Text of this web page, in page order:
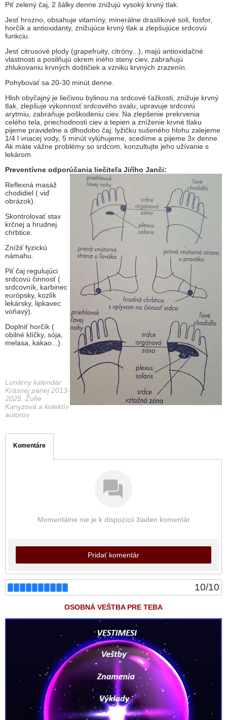
10/10
OSOBNÁ VEŠTBA PRE TEBA
Piť zelený čaj, 2 šálky denne znižujú vysoký krvný tlak.
Jesť hrozno, obsahuje vitamíny, minerálne draslíkové soli, fosfor,
horčík a antioxidanty, znižujúce krvný tlak a zlepšujúce srdcovú
funkciu.
Jesť citrusové plody (grapefruity, citróny...), majú antioxidačné
vlastnosti a posilňujú okrem iného steny ciev, zabraňujú
zhlukovaniu krvných doštičiek a vzniku krvných zrazenín.
Pohybovať sa 20-30 minút denne.
Hloh obyčajný je liečivou bylinou na srdcové ťažkosti, znižuje krvný
tlak, zlepšuje výkonnosť srdcového svalu, upravuje srdcovú
arytmiu, zabraňuje poškodeniu ciev. Na zlepšenie prekrvenia
celého tela, priechodnosti ciev a tepien a zníženie krvné tlaku
pijeme pravidelne a dlhodobo čaj: lyžičku sušeného hlohu zalejeme
1/4 l vriacej vody, 5 minút vylúhujeme, scedíme a pijeme 3x denne.
Ak máte vážne problémy so srdcom, konzultujte jeho užívanie s
lekárom.
Preventívne odporúčania liečiteľa Jiŕího Janči:
Reflexná masáž
chodidiel ( viď
obrázok).
Skontrolovať stav
krčnej a hrudnej
chrbtice.
Znížiť fyzickú
námahu.
Piť čaj regulujúci
srdcovú činnosť (
srdcovník, karbinec
európsky, kozlík
lekársky, lipkavec
voňavý).
Doplniť horčík (
obilné klíčky, sója,
melasa, kakao...).
Lunárny kalendár
Krásnej panej 2013-
2025. Žofie
Kanyzová a kolektív
autorov
Komentáre
Momentálne nie je k dispozícií žiaden komentár
Pridať komentár